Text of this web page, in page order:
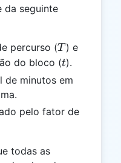
da seguinte
percurso (T
T ) e
do bloco (t
t).
de minutos em
pelo fator de
todas as